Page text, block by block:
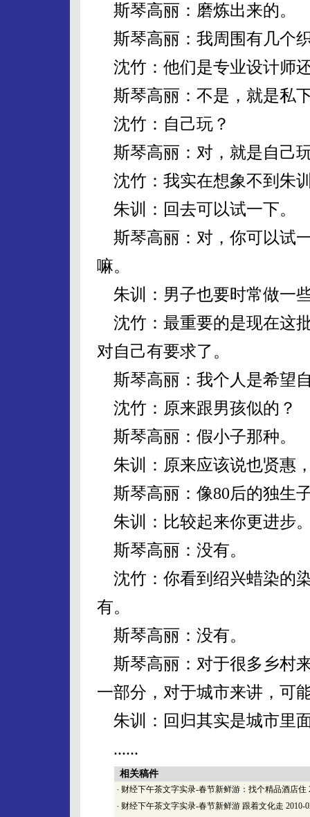
斯琴高丽：磨炼出来的。
斯琴高丽：我周围有几个
沈竹：他们是专业设计师
斯琴高丽：不是，就是私
沈竹：自己玩？
斯琴高丽：对，就是自己
沈竹：我实在想象不到朱
朱训：回去可以试一下。
斯琴高丽：对，你可以试
嘛。
朱训：男子也要时常做一
沈竹：最重要的是现在这
对自己有要求了。
斯琴高丽：我个人是希望
沈竹：原来跟男孩似的？
斯琴高丽：假小子那种。
朱训：原来应该说也贤惠
斯琴高丽：像80后的独生
朱训：比较起来你更进步
斯琴高丽：没有。
沈竹：你看到绍兴蜡染的
有。
斯琴高丽：没有。
斯琴高丽：对于很多乡村
一部分，对于城市来讲，可
朱训：回归其实是城市里
......
相关稿件
· 财经下午茶文字实录-春节新鲜游：找个精品酒店住
· 财经下午茶文字实录-春节新鲜游 跟着文化走 2010-